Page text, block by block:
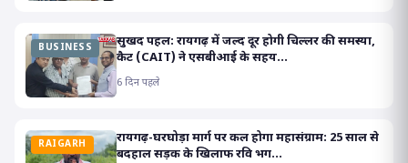
BUSINESS
सुखद पहल: रायगढ़ में जल्द दूर होगी चिल्लर की समस्या,
कैट (CAIT) ने एसबीआई के सहय...
6 दिन पहले
RAIGARH
रायगढ़-घरघोड़ा मार्ग पर कल होगा महासंग्राम: 25 साल से
बदहाल सड़क के खिलाफ रवि भग...